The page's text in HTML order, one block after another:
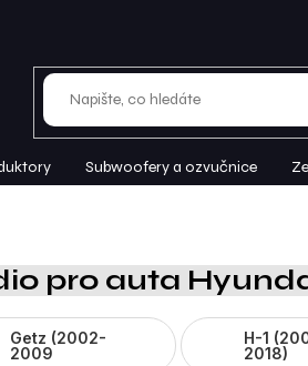
Subwoofery a ozvučnice
pro auta
Getz (2002-
2009
H-1
2018)